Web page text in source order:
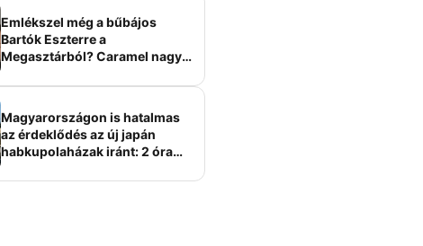
Emlékszel még a bűbájos
Bartók Eszterre a
Megasztárból? Caramel nagy
Magyarországon is hatalmas
az érdeklődés az új japán
habkupolaházak iránt: 2 óra
elképesztő áron hirdetik őket